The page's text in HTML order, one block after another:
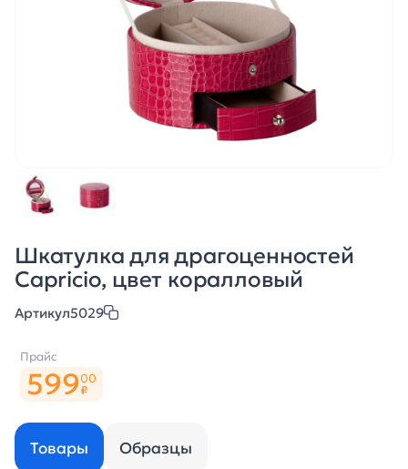
Шкатулка для драгоценностей
Capricio, цвет коралловый
Артикул5029
Прайс
59900
₽
Товары Образцы